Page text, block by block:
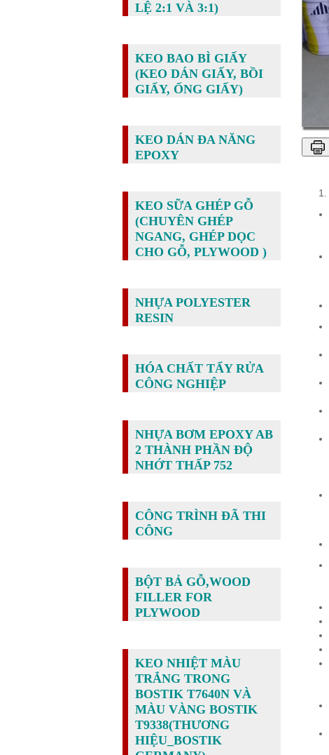
LỆ 2:1 VÀ 3:1)
KEO BAO BÌ GIẤY
(KEO DÁN GIẤY, BỒI
GIẤY, ỐNG GIẤY)
KEO DÁN ĐA NĂNG
EPOXY
KEO SỮA GHÉP GỖ
(CHUYÊN GHÉP
NGANG, GHÉP DỌC
CHO GỖ, PLYWOOD )
NHỰA POLYESTER
RESIN
HÓA CHẤT TẨY RỬA
CÔNG NGHIỆP
NHỰA BƠM EPOXY AB
2 THÀNH PHẦN ĐỘ
NHỚT THẤP 752
CÔNG TRÌNH ĐÃ THI
CÔNG
BỘT BẢ GỖ,WOOD
FILLER FOR
PLYWOOD
KEO NHIỆT MÀU
TRẮNG TRONG
BOSTIK T7640N VÀ
MÀU VÀNG BOSTIK
T9338(THƯƠNG
HIỆU_BOSTIK